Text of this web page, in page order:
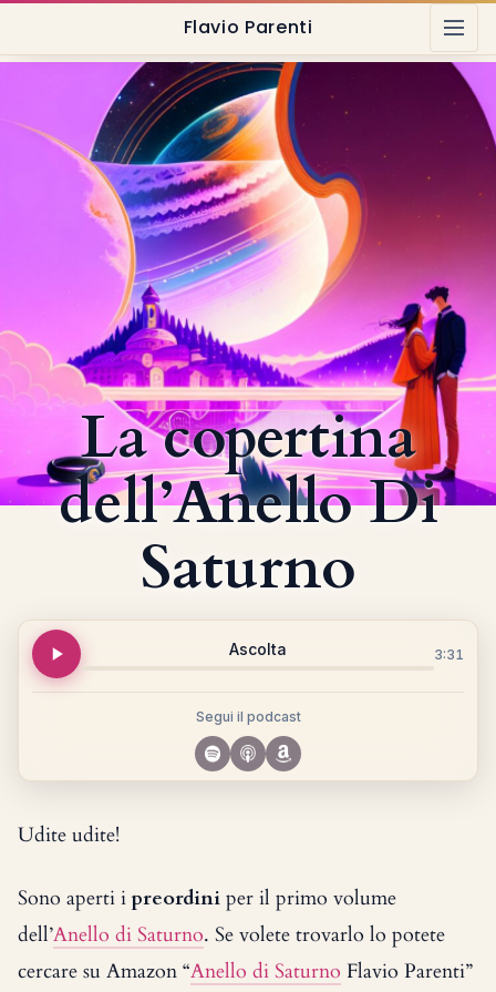
Flavio Parenti
La copertina
dell’Anello Di
Saturno
Ascolta 3:31
Segui il podcast
Udite udite!
Sono aperti i preordini per il primo volume
dell’Anello di Saturno. Se volete trovarlo lo potete
cercare su Amazon “Anello di Saturno Flavio Parenti”